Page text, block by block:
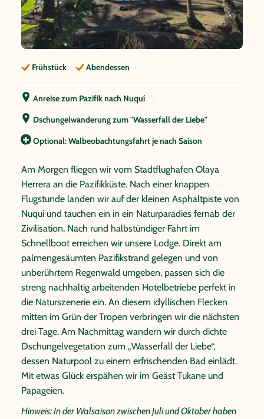
Frühstück Abendessen
Anreise zum Pazifik nach Nuquí
Dschungelwanderung zum "Wasserfall der Liebe"
Optional: Walbeobachtungsfahrt je nach Saison
Am Morgen fliegen wir vom Stadtflughafen Olaya
Herrera an die Pazifikküste. Nach einer knappen
Flugstunde landen wir auf der kleinen Asphaltpiste von
Nuquí und tauchen ein in ein Naturparadies fernab der
Zivilisation. Nach rund halbstündiger Fahrt im
Schnellboot erreichen wir unsere Lodge. Direkt am
palmengesäumten Pazifikstrand gelegen und von
unberührtem Regenwald umgeben, passen sich die
streng nachhaltig arbeitenden Hotelbetriebe perfekt in
die Naturszenerie ein. An diesem idyllischen Flecken
mitten im Grün der Tropen verbringen wir die nächsten
drei Tage. Am Nachmittag wandern wir durch dichte
Dschungelvegetation zum „Wasserfall der Liebe“,
dessen Naturpool zu einem erfrischenden Bad einlädt.
Mit etwas Glück erspähen wir im Geäst Tukane und
Papageien.
Hinweis: In der Walsaison zwischen Juli und Oktober haben